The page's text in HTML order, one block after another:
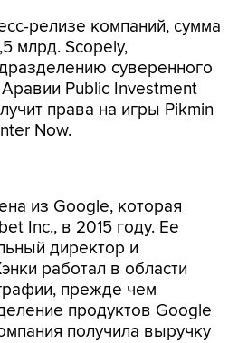
релизе компаний, сумма
млрд. Scopely,
суверенного
Public Investment
права на игры Pikmin
Now.
директор и
работал в области
прежде чем
продуктов Google
получила выручку
в размере $1 млрд, число
пользователей ее игр